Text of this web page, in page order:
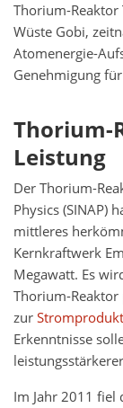
Thorium-Reaktor
Wüste Gobi,
Atomenergie-
Genehmigung
Thorium-
Leistung
Der Thorium-
Physics (SINAP)
mittleres
Kernkraftwerk
Megawatt. Es
Thorium-
zur
Erkenntnisse
Im Jahr 2011 fiel